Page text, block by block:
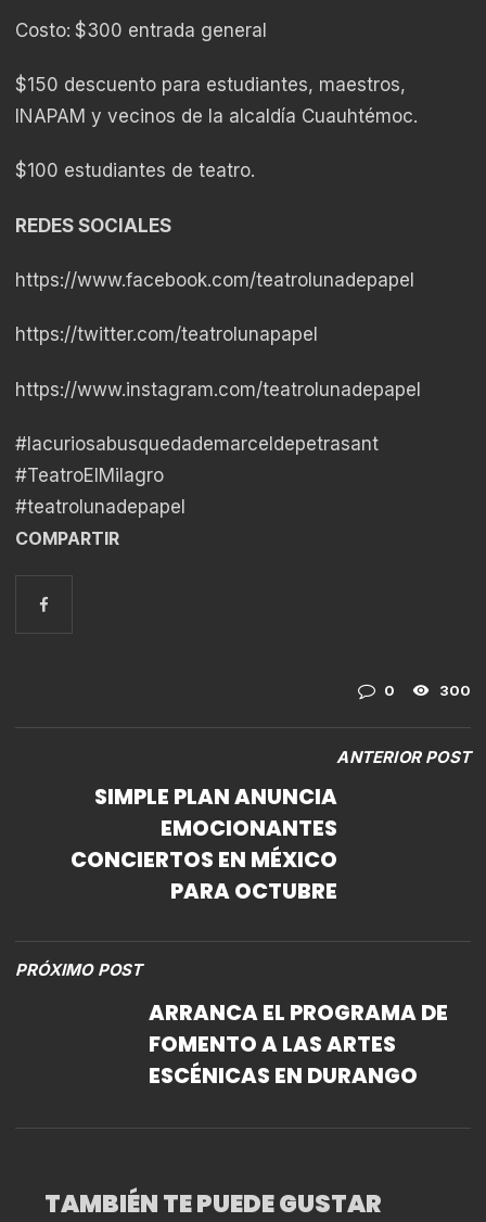
Costo: $300 entrada general
$150 descuento para estudiantes, maestros,
INAPAM y vecinos de la alcaldía Cuauhtémoc.
$100 estudiantes de teatro.
REDES SOCIALES
https://www.facebook.com/teatrolunadepapel
https://twitter.com/teatrolunapapel
https://www.instagram.com/teatrolunadepapel
#lacuriosabusquedademarceldepetrasant
#TeatroElMilagro
#teatrolunadepapel
COMPARTIR
0 300
ANTERIOR POST
SIMPLE PLAN ANUNCIA
EMOCIONANTES
CONCIERTOS EN MÉXICO
PARA OCTUBRE
PRÓXIMO POST
ARRANCA EL PROGRAMA DE
FOMENTO A LAS ARTES
ESCÉNICAS EN DURANGO
TAMBIÉN TE PUEDE GUSTAR